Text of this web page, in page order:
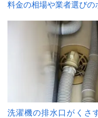
料金の相場や業者選びの
洗濯機の排水口がくさ